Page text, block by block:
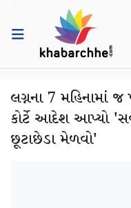
લગ્નના 7 મહિનામાં
કોર્ટે આદેશ આપ્યો
છૂટાછેડા મેળવો'